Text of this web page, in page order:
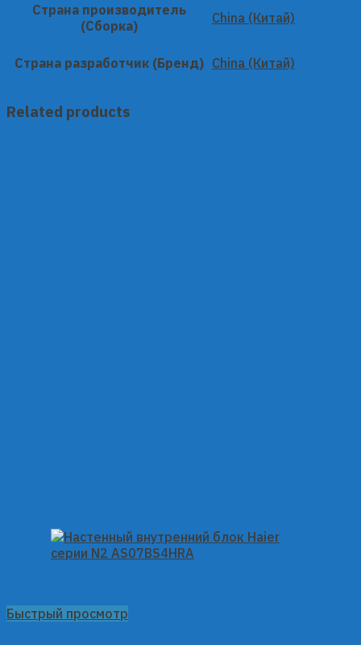
Страна производитель
(Сборка)
China (Китай)
Страна разработчик (Бренд) China (Китай)
Related products
Быстрый просмотр